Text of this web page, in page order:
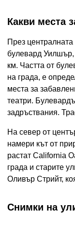
Какви места
През
булевард Уилшър,
км. Частта от
на града, е
места за
театри.
задръствания.
На север от
намери кът от
растат California
града и старите
Оливър Стрийт,
Снимки на